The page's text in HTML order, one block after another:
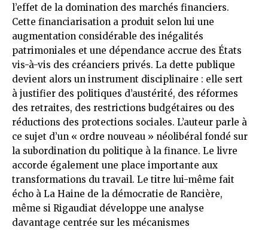
l’effet de la domination des marchés financiers.
Cette financiarisation a produit selon lui une
augmentation considérable des inégalités
patrimoniales et une dépendance accrue des États
vis-à-vis des créanciers privés. La dette publique
devient alors un instrument disciplinaire : elle sert
à justifier des politiques d’austérité, des réformes
des retraites, des restrictions budgétaires ou des
réductions des protections sociales. L’auteur parle à
ce sujet d’un « ordre nouveau » néolibéral fondé sur
la subordination du politique à la finance. Le livre
accorde également une place importante aux
transformations du travail. Le titre lui-même fait
écho à La Haine de la démocratie de Rancière,
même si Rigaudiat développe une analyse
davantage centrée sur les mécanismes